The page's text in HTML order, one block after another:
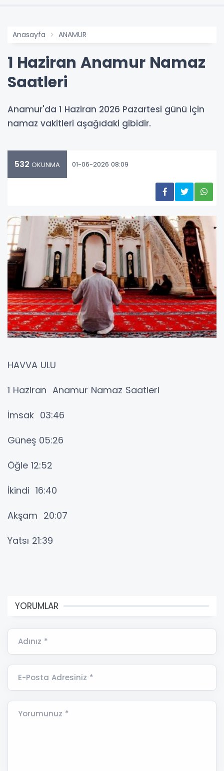
Anasayfa ANAMUR
1 Haziran Anamur Namaz
Saatleri
Anamur'da 1 Haziran 2026 Pazartesi günü için
namaz vakitleri aşağıdaki gibidir.
532 OKUNMA 01-06-2026 08:09
HAVVA ULU
1 Haziran Anamur Namaz Saatleri
İmsak 03:46
Güneş 05:26
Öğle 12:52
İkindi 16:40
Akşam 20:07
Yatsı 21:39
YORUMLAR
Adınız *
E-Posta Adresiniz *
Yorumunuz *